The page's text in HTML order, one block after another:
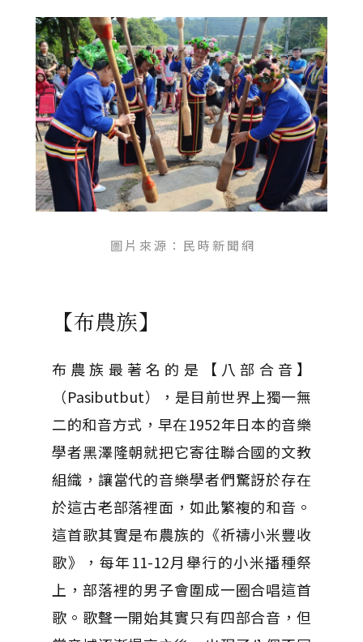
圖 片 來 源 ： 民 時 新 聞 網
【布農族】
布農族最著名的是【八部合音】
（Pasibutbut），是目前世界上獨一無
二的和音方式，早在1952年日本的音樂
學者黑澤隆朝就把它寄往聯合國的文教
組織，讓當代的音樂學者們驚訝於存在
於這古老部落裡面，如此繁複的和音。
這首歌其實是布農族的《祈禱小米豐收
歌》，每年11-12月舉行的小米播種祭
上，部落裡的男子會圍成一圈合唱這首
歌。歌聲一開始其實只有四部合音，但